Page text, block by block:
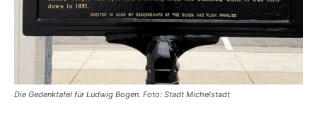
Die Gedenktafel für Ludwig Bogen. Foto: Stadt Michelstadt